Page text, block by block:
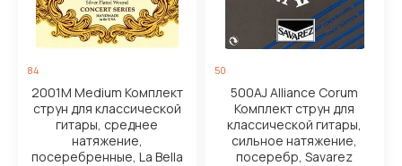
84
2001M Medium Комплект
струн для классической
гитары, среднее
натяжение,
посеребренные, La Bella
50
500AJ Alliance Corum
Комплект струн для
классической гитары,
сильное натяжение,
посеребр, Savarez